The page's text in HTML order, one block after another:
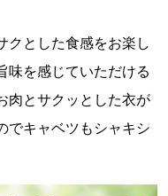
クとした食感をお楽し
味を感じていただける
肉とサクッとした衣が
でキャベツもシャキシ